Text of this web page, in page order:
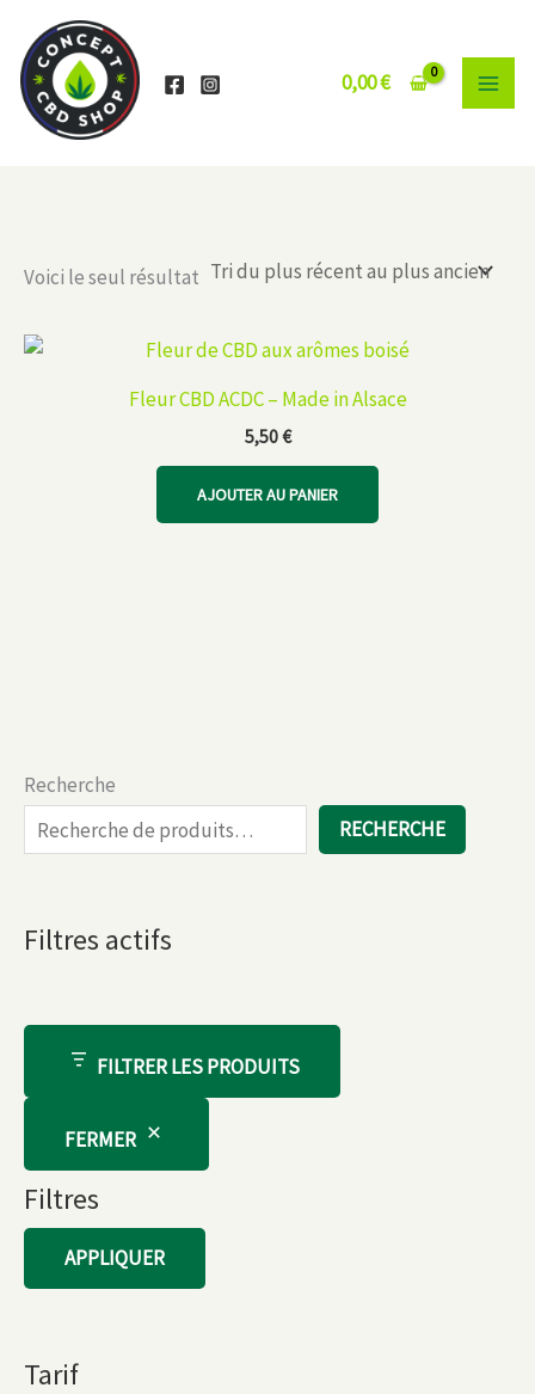
contenu
0,00€
Recherche
RECHERCHE
Filtres actifs
FILTRER LES PRODUITS
FERMER
Filtres
APPLIQUER
Tarif
Voici le seul résultat
Fleur CBD ACDC – Made in Alsace
5,50€
AJOUTER AU PANIER